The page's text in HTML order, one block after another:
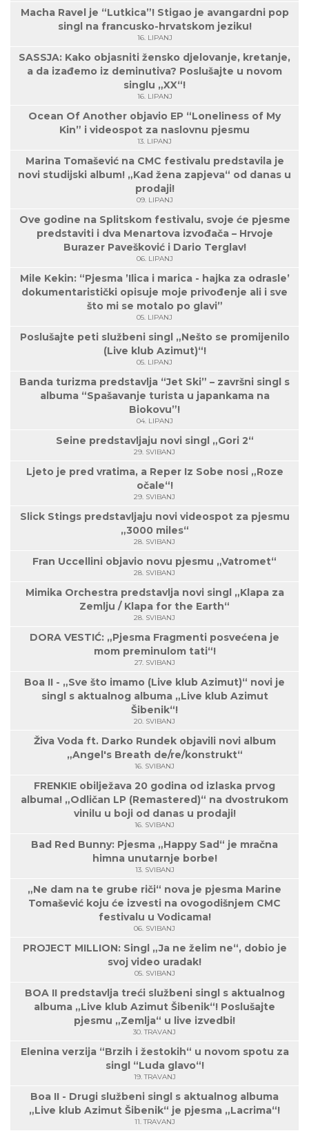
Macha Ravel je “Lutkica”! Stigao je avangardni pop
singl na francusko-hrvatskom jeziku!
16. LIPANJ
SASSJA: Kako objasniti žensko djelovanje, kretanje,
a da izađemo iz deminutiva? Poslušajte u novom
singlu „XX“!
16. LIPANJ
Ocean Of Another objavio EP “Loneliness of My
Kin” i videospot za naslovnu pjesmu
13. LIPANJ
Marina Tomašević na CMC festivalu predstavila je
novi studijski album! „Kad žena zapjeva“ od danas u
prodaji!
09. LIPANJ
Ove godine na Splitskom festivalu, svoje će pjesme
predstaviti i dva Menartova izvođača – Hrvoje
Burazer Pavešković i Dario Terglav!
06. LIPANJ
Mile Kekin: “Pjesma ’Ilica i marica - hajka za odrasle’
dokumentaristički opisuje moje privođenje ali i sve
što mi se motalo po glavi”
05. LIPANJ
Poslušajte peti službeni singl „Nešto se promijenilo
(Live klub Azimut)“!
05. LIPANJ
Banda turizma predstavlja “Jet Ski” – završni singl s
albuma “Spašavanje turista u japankama na
Biokovu”!
04. LIPANJ
Seine predstavljaju novi singl „Gori 2“
29. SVIBANJ
Ljeto je pred vratima, a Reper Iz Sobe nosi „Roze
očale“!
29. SVIBANJ
Slick Stings predstavljaju novi videospot za pjesmu
„3000 miles“
28. SVIBANJ
Fran Uccellini objavio novu pjesmu „Vatromet“
28. SVIBANJ
Mimika Orchestra predstavlja novi singl „Klapa za
Zemlju / Klapa for the Earth“
28. SVIBANJ
DORA VESTIĆ: „Pjesma Fragmenti posvećena je
mom preminulom tati“!
27. SVIBANJ
Boa II - „Sve što imamo (Live klub Azimut)“ novi je
singl s aktualnog albuma „Live klub Azimut
Šibenik“!
20. SVIBANJ
Živa Voda ft. Darko Rundek objavili novi album
„Angel's Breath de/re/konstrukt“
16. SVIBANJ
FRENKIE obilježava 20 godina od izlaska prvog
albuma! „Odličan LP (Remastered)“ na dvostrukom
vinilu u boji od danas u prodaji!
16. SVIBANJ
Bad Red Bunny: Pjesma „Happy Sad“ je mračna
himna unutarnje borbe!
13. SVIBANJ
„Ne dam na te grube riči“ nova je pjesma Marine
Tomašević koju će izvesti na ovogodišnjem CMC
festivalu u Vodicama!
06. SVIBANJ
PROJECT MILLION: Singl „Ja ne želim ne“, dobio je
svoj video uradak!
05. SVIBANJ
BOA II predstavlja treći službeni singl s aktualnog
albuma „Live klub Azimut Šibenik“! Poslušajte
pjesmu „Zemlja“ u live izvedbi!
30. TRAVANJ
Elenina verzija “Brzih i žestokih“ u novom spotu za
singl “Luda glavo“!
19. TRAVANJ
Boa II - Drugi službeni singl s aktualnog albuma
„Live klub Azimut Šibenik“ je pjesma „Lacrima“!
11. TRAVANJ